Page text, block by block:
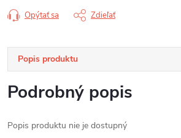
Opýtať sa Zdieľať
Popis produktu
Podrobný popis
Popis produktu nie je dostupný